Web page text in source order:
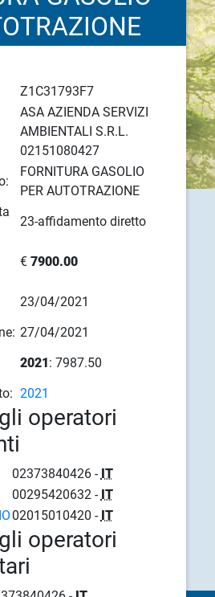
Z1C31793F7
ASA AZIENDA SERVIZI
AMBIENTALI S.R.L.
02151080427
FORNITURA GASOLIO
PER AUTOTRAZIONE
23-affidamento diretto
€ 7900.00
23/04/2021
27/04/2021
2021: 7987.50
2021
operatori
02373840426 - IT
00295420632 - IT
02015010420 - IT
operatori